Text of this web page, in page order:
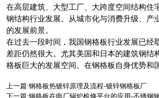
在高层建筑、大型工厂、大跨度空间结构住
钢结构行业发展。从城市化与消费升级、产
的发展前景。
在过去一段时间，我国钢格板行业发展已经
差距仍然很大。尤其美国和日本的建筑钢结
格板巨大的发展空间。在钢格板自身优势和
上一篇:钢格板热镀锌原理及流程-镀锌钢格板厂
下一篇:钢格板在电厂锅炉检修平台的应用-不锈钢